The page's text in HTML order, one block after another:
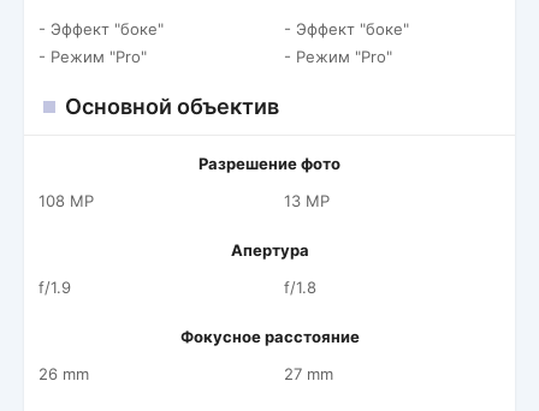
- Эффект "боке"
- Режим "Pro"
- Эффект "боке"
- Режим "Pro"
Основной объектив
Разрешение фото
108 MP
13 MP
Апертура
f/1.9
f/1.8
Фокусное расстояние
26 mm
27 mm